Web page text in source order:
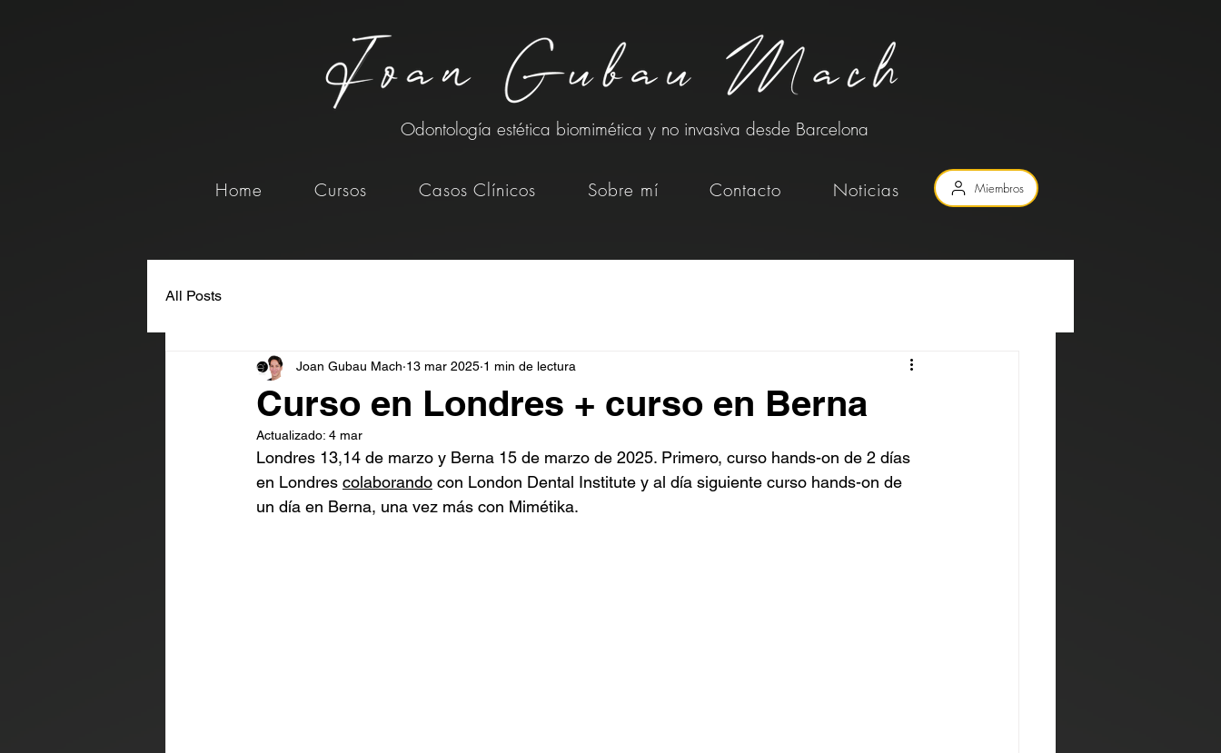
Odontología estética biomimética y no invasiva desde Barcelona
Home Cursos Casos Clínicos Sobre mí Contacto Noticias Miembros
All Posts
Curso en Londres + curso en Berna
Joan Gubau Mach 13 mar 2025 1 min de lectura
Actualizado: 4 mar
Londres 13,14 de marzo y Berna 15 de marzo de 2025. Primero, curso hands-on de 2 días
en Londres colaborando con London Dental Institute y al día siguiente curso hands-on de
un día en Berna, una vez más con Mimétika.